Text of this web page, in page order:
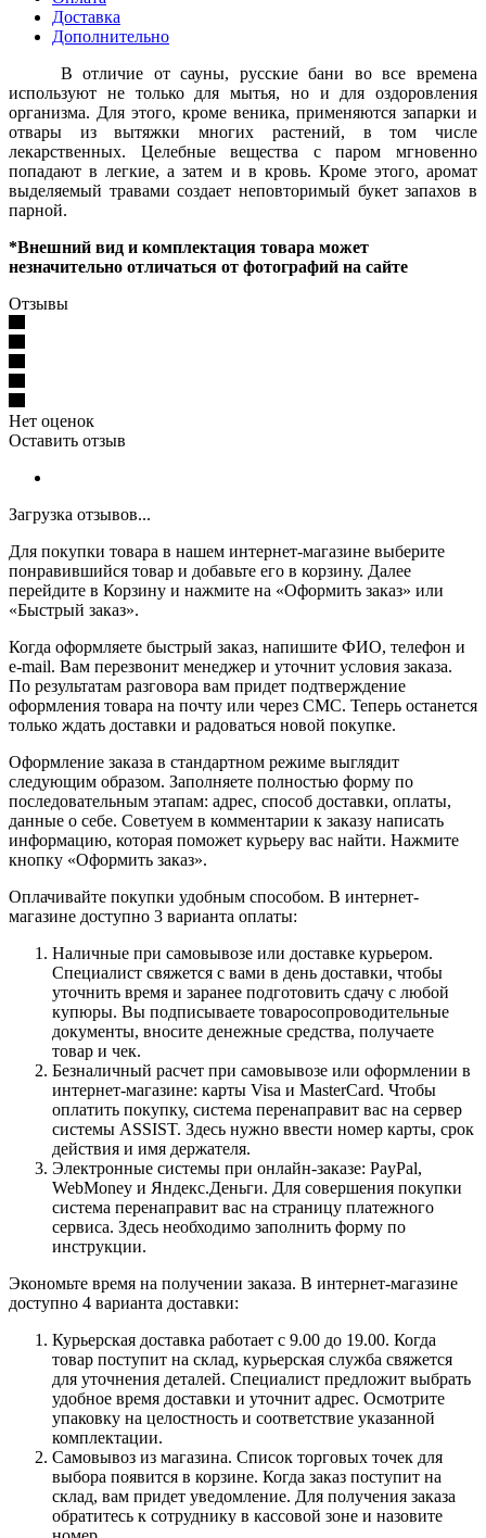
Доставка
Дополнительно
В отличие от сауны, русские бани во все времена
используют не только для мытья, но и для оздоровления
организма. Для этого, кроме веника, применяются запарки и
отвары из вытяжки многих растений, в том числе
лекарственных. Целебные вещества с паром мгновенно
попадают в легкие, а затем и в кровь. Кроме этого, аромат
выделяемый травами создает неповторимый букет запахов в
парной.
*Внешний вид и комплектация товара может
незначительно отличаться от фотографий на сайте
Отзывы
Нет оценок
Оставить отзыв
Загрузка отзывов...
Для покупки товара в нашем интернет-магазине выберите
понравившийся товар и добавьте его в корзину. Далее
перейдите в Корзину и нажмите на «Оформить заказ» или
«Быстрый заказ».
Когда оформляете быстрый заказ, напишите ФИО, телефон и
e-mail. Вам перезвонит менеджер и уточнит условия заказа.
По результатам разговора вам придет подтверждение
оформления товара на почту или через СМС. Теперь останется
только ждать доставки и радоваться новой покупке.
Оформление заказа в стандартном режиме выглядит
следующим образом. Заполняете полностью форму по
последовательным этапам: адрес, способ доставки, оплаты,
данные о себе. Советуем в комментарии к заказу написать
информацию, которая поможет курьеру вас найти. Нажмите
кнопку «Оформить заказ».
Оплачивайте покупки удобным способом. В интернет-
магазине доступно 3 варианта оплаты:
Наличные при самовывозе или доставке курьером.
Специалист свяжется с вами в день доставки, чтобы
уточнить время и заранее подготовить сдачу с любой
купюры. Вы подписываете товаросопроводительные
документы, вносите денежные средства, получаете
товар и чек.
Безналичный расчет при самовывозе или оформлении в
интернет-магазине: карты Visa и MasterCard. Чтобы
оплатить покупку, система перенаправит вас на сервер
системы ASSIST. Здесь нужно ввести номер карты, срок
действия и имя держателя.
Электронные системы при онлайн-заказе: PayPal,
WebMoney и Яндекс.Деньги. Для совершения покупки
система перенаправит вас на страницу платежного
сервиса. Здесь необходимо заполнить форму по
инструкции.
Экономьте время на получении заказа. В интернет-магазине
доступно 4 варианта доставки:
Курьерская доставка работает с 9.00 до 19.00. Когда
товар поступит на склад, курьерская служба свяжется
для уточнения деталей. Специалист предложит выбрать
удобное время доставки и уточнит адрес. Осмотрите
упаковку на целостность и соответствие указанной
комплектации.
Самовывоз из магазина. Список торговых точек для
выбора появится в корзине. Когда заказ поступит на
склад, вам придет уведомление. Для получения заказа
обратитесь к сотруднику в кассовой зоне и назовите